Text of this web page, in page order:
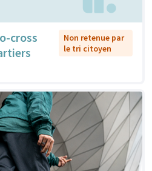
cross
Non retenue par
le tri citoyen